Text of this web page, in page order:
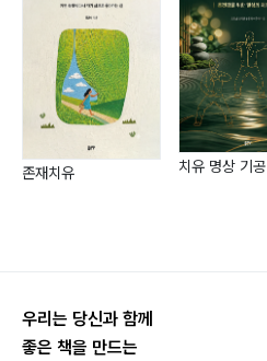
으로 재직 중이다.
존재치유
치유 명상 기공
우리는 당신과 함께
좋은 책을 만드는